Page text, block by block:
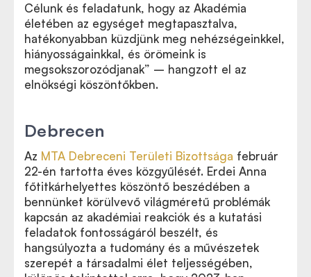
Célunk és feladatunk, hogy az Akadémia
életében az egységet megtapasztalva,
hatékonyabban küzdjünk meg nehézségeinkkel,
hiányosságainkkal, és örömeink is
megsokszorozódjanak” – hangzott el az
elnökségi köszöntőkben.
Debrecen
Az MTA Debreceni Területi Bizottsága február
22-én tartotta éves közgyűlését. Erdei Anna
főtitkárhelyettes köszöntő beszédében a
bennünket körülvevő világméretű problémák
kapcsán az akadémiai reakciók és a kutatási
feladatok fontosságáról beszélt, és
hangsúlyozta a tudomány és a művészetek
szerepét a társadalmi élet teljességében,